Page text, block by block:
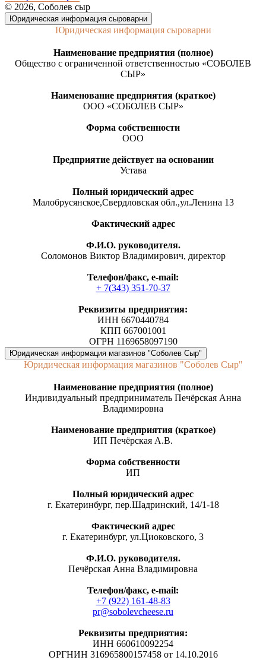
© 2026, Соболев сыр
Юридическая информация сыроварни
Юридическая информация сыроварни
Наименование предприятия (полное)
Общество с ограниченной ответственностью «СОБОЛЕВ
СЫР»
Наименование предприятия (краткое)
ООО «СОБОЛЕВ СЫР»
Форма собственности
ООО
Предприятие действует на основании
Устава
Полный юридический адрес
Малобрусянское,Свердловская обл.,ул.Ленина 13
Фактический адрес
Ф.И.О. руководителя.
Соломонов Виктор Владимирович, директор
Телефон/факс, е-mail:
+ 7(343) 351-70-37
Реквизиты предприятия:
ИНН 6670440784
КПП 667001001
ОГРН 1169658097190
Юридическая информация магазинов "Соболев Сыр"
Юридическая информация магазинов "Соболев Сыр"
Наименование предприятия (полное)
Индивидуальный предприниматель Печёрская Анна
Владимировна
Наименование предприятия (краткое)
ИП Печёрская А.В.
Форма собственности
ИП
Полный юридический адрес
г. Екатеринбург, пер.Шадринский, 14/1-18
Фактический адрес
г. Екатеринбург, ул.Циоковского, 3
Ф.И.О. руководителя.
Печёрская Анна Владимировна
Телефон/факс, е-mail:
+7 (922) 161-48-83
pr@sobolevcheese.ru
Реквизиты предприятия:
ИНН 660610092254
ОРГНИН 316965800157458 от 14.10.2016